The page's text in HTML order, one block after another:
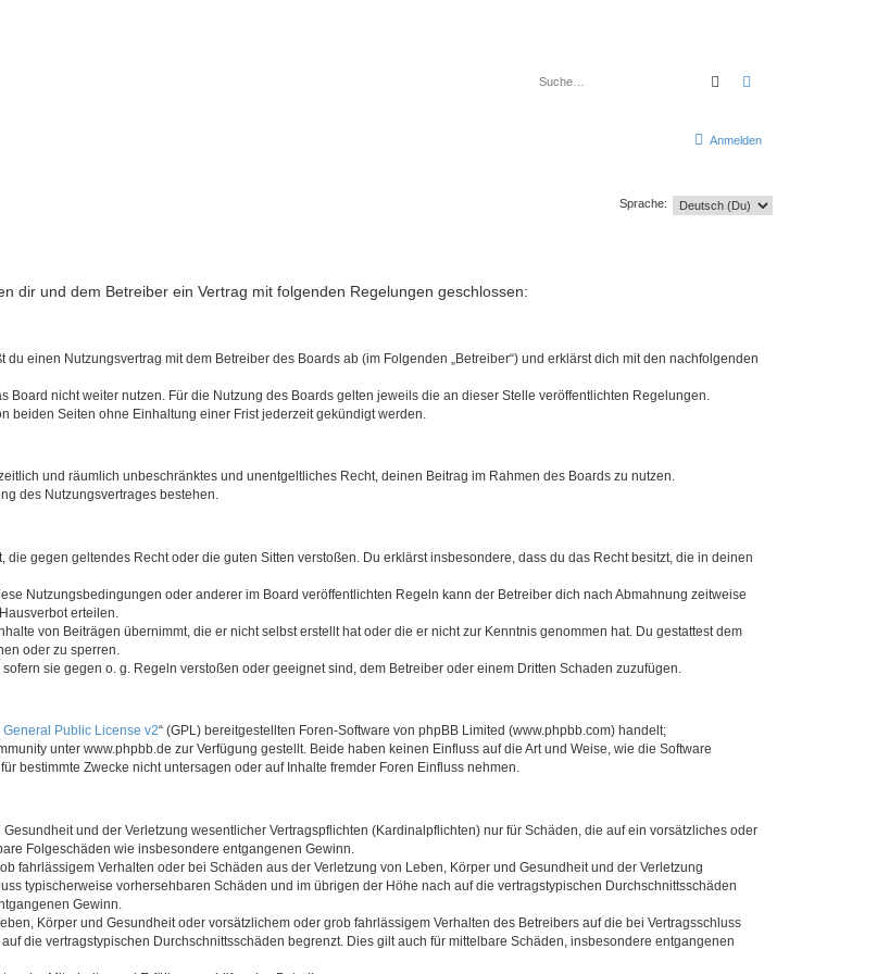
Suche
Anmelden
Sprache:
dir und dem Betreiber ein Vertrag mit folgenden Regelungen geschlossen:
du einen Nutzungsvertrag mit dem Betreiber des Boards ab (im Folgenden „Betreiber“) und erklärst dich mit den nachfolgenden
nicht weiter nutzen. Für die Nutzung des Boards gelten jeweils die an dieser Stelle veröffentlichten Regelungen.
beiden Seiten ohne Einhaltung einer Frist jederzeit gekündigt werden.
und räumlich unbeschränktes und unentgeltliches Recht, deinen Beitrag im Rahmen des Boards zu nutzen.
des Nutzungsvertrages bestehen.
gegen geltendes Recht oder die guten Sitten verstoßen. Du erklärst insbesondere, dass du das Recht besitzt, die in deinen
Nutzungsbedingungen oder anderer im Board veröffentlichten Regeln kann der Betreiber dich nach Abmahnung zeitweise
erteilen.
von Beiträgen übernimmt, die er nicht selbst erstellt hat oder die er nicht zur Kenntnis genommen hat. Du gestattest dem
oder zu sperren.
sie gegen o. g. Regeln verstoßen oder geeignet sind, dem Betreiber oder einem Dritten Schaden zuzufügen.
General Public License v2“ (GPL) bereitgestellten Foren-Software von phpBB Limited (www.phpbb.com) handelt;
unter www.phpbb.de zur Verfügung gestellt. Beide haben keinen Einfluss auf die Art und Weise, wie die Software
bestimmte Zwecke nicht untersagen oder auf Inhalte fremder Foren Einfluss nehmen.
und der Verletzung wesentlicher Vertragspflichten (Kardinalpflichten) nur für Schäden, die auf ein vorsätzliches oder
Folgeschäden wie insbesondere entgangenen Gewinn.
fahrlässigem Verhalten oder bei Schäden aus der Verletzung von Leben, Körper und Gesundheit und der Verletzung
typischerweise vorhersehbaren Schäden und im übrigen der Höhe nach auf die vertragstypischen Durchschnittsschäden
Gewinn.
Körper und Gesundheit oder vorsätzlichem oder grob fahrlässigem Verhalten des Betreibers auf die bei Vertragsschluss
die vertragstypischen Durchschnittsschäden begrenzt. Dies gilt auch für mittelbare Schäden, insbesondere entgangenen